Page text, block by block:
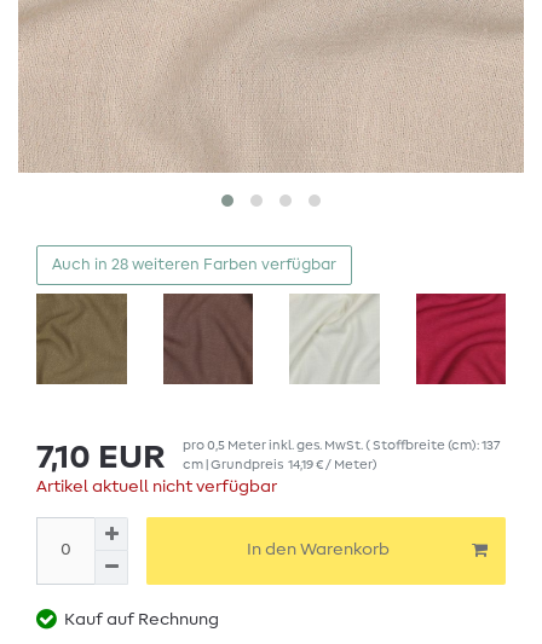
Auch in 28 weiteren Farben verfügbar
7,10 EUR pro0,5 Meterinkl. ges. MwSt. ( Stoffbreite (cm): 137
cm | Grundpreis 14,19 € / Meter)
Artikel aktuell nicht verfügbar
In den Warenkorb
Kauf auf Rechnung